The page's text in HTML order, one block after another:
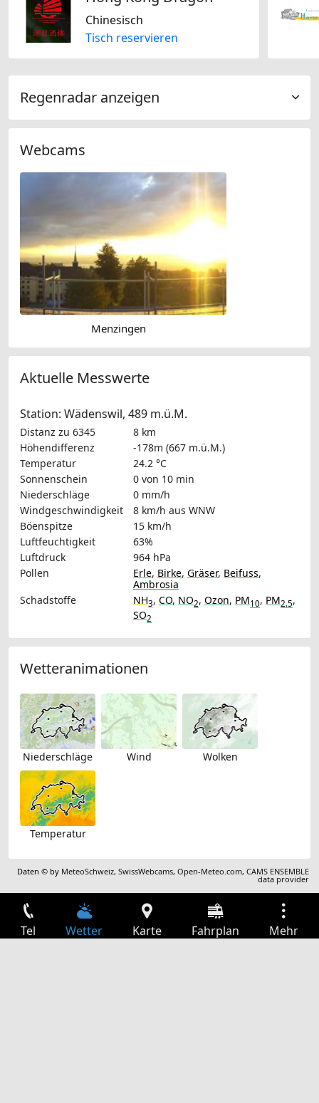
Chinesisch
Tisch reservieren
Regenradar anzeigen
Webcams
Menzingen
Aktuelle Messwerte
Station: Wädenswil, 489 m.ü.M.
Distanz zu 6345
8 km
Höhendifferenz
-178m (667 m.ü.M.)
Temperatur
24.2 °C
Sonnenschein
0 von 10 min
Niederschläge
0 mm/h
Windgeschwindigkeit
8 km/h aus WNW
Böenspitze
15 km/h
Luftfeuchtigkeit
63%
Luftdruck
964 hPa
Pollen
Erle, Birke, Gräser, Beifuss,
Ambrosia
Schadstoffe
NH3, CO, NO2, Ozon, PM10, PM2.5,
SO2
Wetteranimationen
Niederschläge Wind Wolken
Temperatur
Daten © by MeteoSchweiz,SwissWebcams,Open-Meteo.com,CAMS ENSEMBLE
data provider
Tel Wetter Karte Fahrplan Mehr